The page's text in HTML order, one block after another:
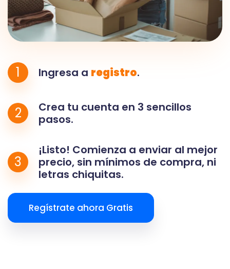
1 Ingresa a registro.
2
Crea tu cuenta en 3 sencillos
pasos.
3
¡Listo! Comienza a enviar al mejor
precio, sin mínimos de compra, ni
letras chiquitas.
Regístrate ahora Gratis